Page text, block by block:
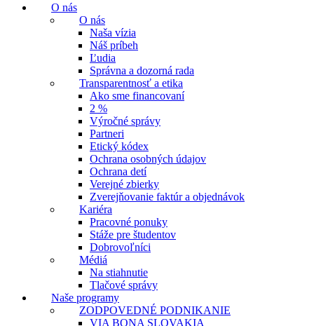
O nás
O nás
Naša vízia
Náš príbeh
Ľudia
Správna a dozorná rada
Transparentnosť a etika
Ako sme financovaní
2 %
Výročné správy
Partneri
Etický kódex
Ochrana osobných údajov
Ochrana detí
Verejné zbierky
Zverejňovanie faktúr a objednávok
Kariéra
Pracovné ponuky
Stáže pre študentov
Dobrovoľníci
Médiá
Na stiahnutie
Tlačové správy
Naše programy
ZODPOVEDNÉ PODNIKANIE
VIA BONA SLOVAKIA